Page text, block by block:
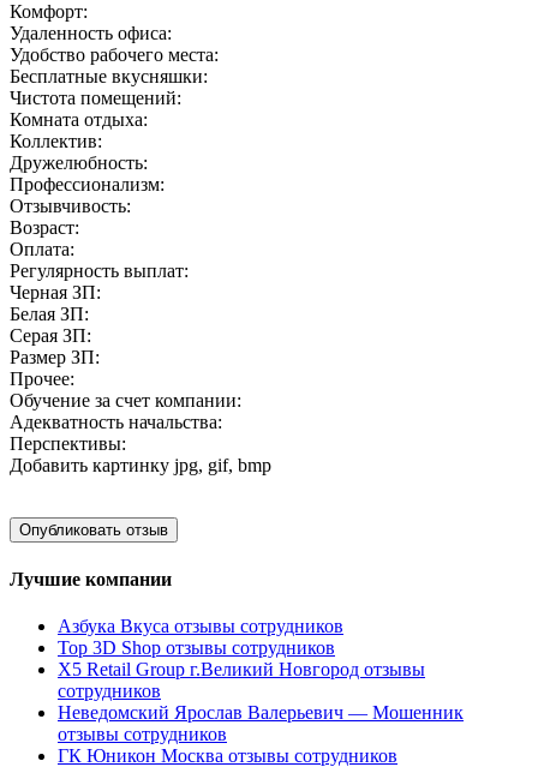
Комфорт:
Удаленность офиса:
Удобство рабочего места:
Бесплатные вкусняшки:
Чистота помещений:
Комната отдыха:
Коллектив:
Дружелюбность:
Профессионализм:
Отзывчивость:
Возраст:
Оплата:
Регулярность выплат:
Черная ЗП:
Белая ЗП:
Серая ЗП:
Размер ЗП:
Прочее:
Обучение за счет компании:
Адекватность начальства:
Перспективы:
Добавить картинку jpg, gif, bmp
Лучшие компании
Азбука Вкуса отзывы сотрудников
Top 3D Shop отзывы сотрудников
X5 Retail Group г.Великий Новгород отзывы
сотрудников
Неведомский Ярослав Валерьевич — Мошенник
отзывы сотрудников
ГК Юникон Москва отзывы сотрудников